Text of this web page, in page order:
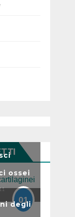
ossei
01
degli